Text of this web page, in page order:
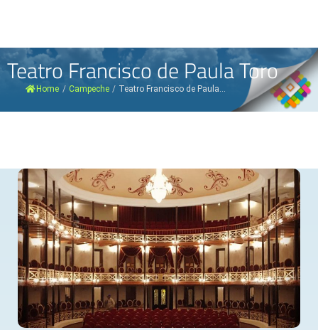
Teatro Francisco de Paula Toro
Home / Campeche / Teatro Francisco de Paula...